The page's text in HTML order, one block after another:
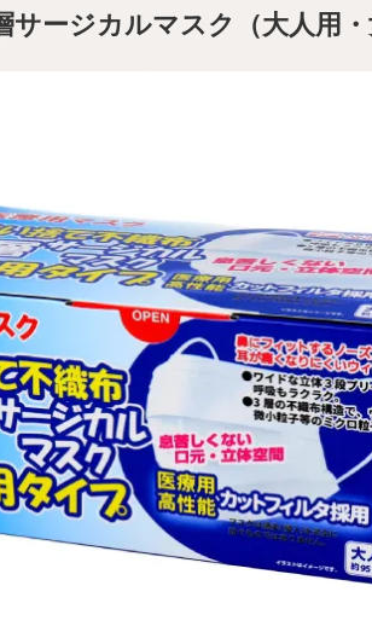
サージカルマスク（大人用・